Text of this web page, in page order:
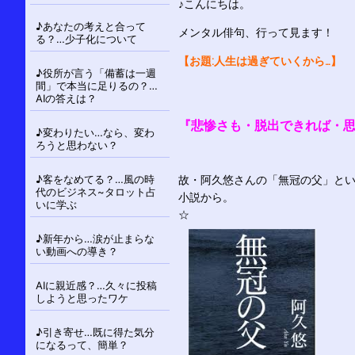
ョ
ン
♪こんにちは。
メンタル俳句、行って見ます！
【お題:人生は過ぎていくから…】
『悲惨さも・脱出できれば・
故・阿久悠さんの「無冠の父」と
小説から。
☆
♪あなたの考えと合って
る？…少子化について
♪役所が言う「備蓄は一週
間」で本当に足りるの？…
AIの答えは？
♪変わりたい…なら、変わ
ろうと思わない？
♪客をなめてる？…風の時
代のビジネス~タロット占
いに学ぶ
♪新年から…涙が止まらな
い動画への導き？
AIに親近感？…久々に投稿
しようと思ったワケ
♪引き寄せ…既に得た気分
になるって、簡単？